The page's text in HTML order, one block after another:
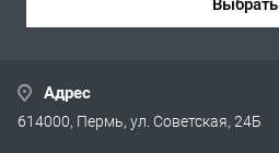
Выбрать
Адрес
614000, Пермь, ул. Советская, 24Б